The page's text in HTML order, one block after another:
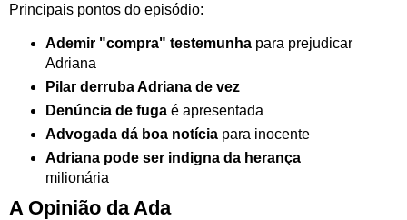
Principais pontos do episódio:
Ademir "compra" testemunhapara prejudicar
Adriana
Pilar derruba Adriana de vez
Denúncia de fugaé apresentada
Advogada dá boa notíciapara inocente
Adriana pode ser indigna da herança
milionária
A Opinião da Ada